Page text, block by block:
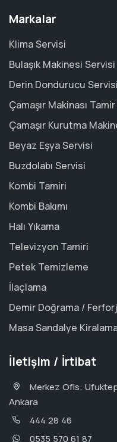
Markalar
Klima Servisi
Bulaşık Makinesi Servisi
Derin Dondurucu Servisi
Çamaşır Makinası
Çamaşır Kurutma
Beyaz Eşya Servisi
Buzdolabı Servisi
Kombi Tamiri
Kombi Bakımı
Halı Yıkama
Televizyon Tamiri
Petek Temizleme
İlaçlama
Demir Doğrama /
Masa Sandalye
İletişim / İrtibat
Merkez Ofis:
Ankara
444 28 46
0535 570 61 87